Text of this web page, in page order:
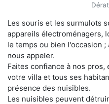
Les souris et les surmulots
appareils électroménagers,
le temps ou bien l'occasion
nous appeler.
Faites confiance à nos
votre villa et tous ses
présence des nuisibles.
Les nuisibles peuvent